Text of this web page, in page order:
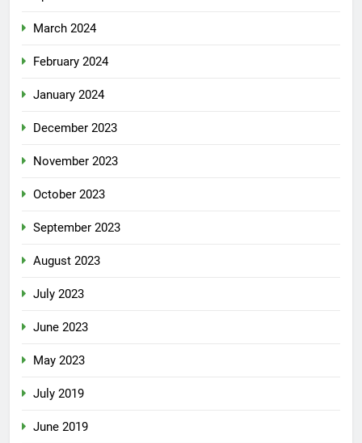
March 2024
February 2024
January 2024
December 2023
November 2023
October 2023
September 2023
August 2023
July 2023
June 2023
May 2023
July 2019
June 2019